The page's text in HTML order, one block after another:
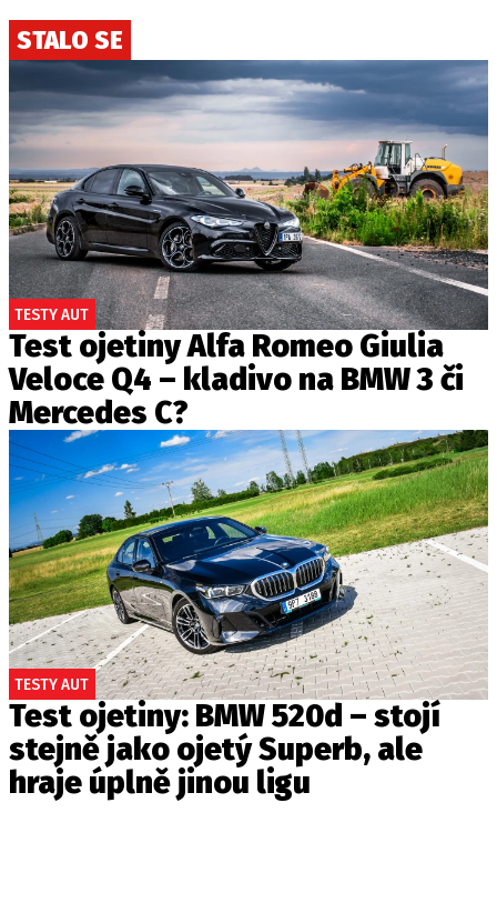
STALO SE
TESTY AUT
Test ojetiny Alfa Romeo Giulia
Veloce Q4 – kladivo na BMW 3 či
Mercedes C?
TESTY AUT
Test ojetiny: BMW 520d – stojí
stejně jako ojetý Superb, ale
hraje úplně jinou ligu